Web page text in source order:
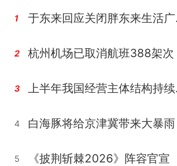
1 于东
2 杭州机场已取消航班388架次
3 上半
4 白海豚将给京津冀带来大暴雨
5 《披荆斩棘2026》阵容官宣